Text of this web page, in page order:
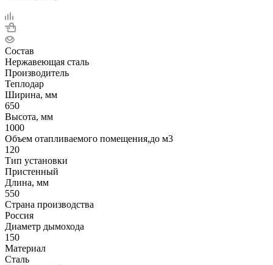
Состав
Нержавеющая сталь
Производитель
Теплодар
Ширина, мм
650
Высота, мм
1000
Объем отапливаемого помещения,до м3
120
Тип установки
Пристенный
Длина, мм
550
Страна производства
Россия
Диаметр дымохода
150
Материал
Сталь